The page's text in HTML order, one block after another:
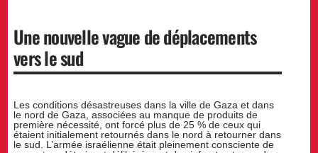
Une nouvelle vague de déplacements
vers le sud
Les conditions désastreuses dans la ville de Gaza et dans
le nord de Gaza, associées au manque de produits de
première nécessité, ont forcé plus de 25 % de ceux qui
étaient initialement retournés dans le nord à retourner dans
le sud. L’armée israélienne était pleinement consciente de